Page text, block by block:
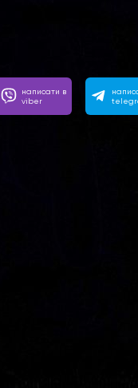
ПОТРІБНА ДОПОМОГА? МИ
Відповімо на будь-яке
написати в
viber